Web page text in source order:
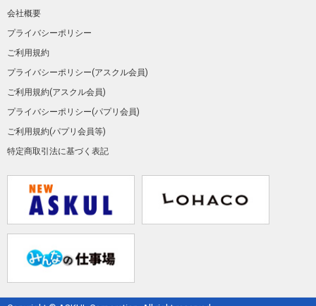
会社概要
プライバシーポリシー
ご利用規約
プライバシーポリシー(アスクル会員)
ご利用規約(アスクル会員)
プライバシーポリシー(パプリ会員)
ご利用規約(パプリ会員等)
特定商取引法に基づく表記